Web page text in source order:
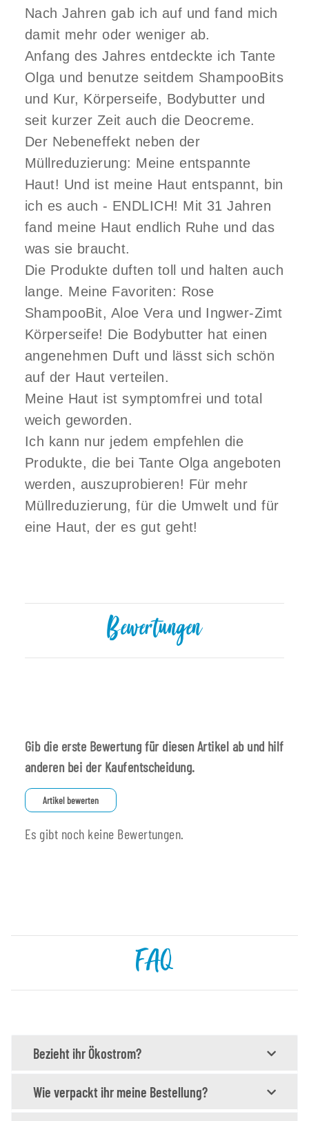
Nach Jahren gab ich auf und fand mich
damit mehr oder weniger ab.
Anfang des Jahres entdeckte ich Tante
Olga und benutze seitdem ShampooBits
und Kur, Körperseife, Bodybutter und
seit kurzer Zeit auch die Deocreme.
Der Nebeneffekt neben der
Müllreduzierung: Meine entspannte
Haut! Und ist meine Haut entspannt, bin
ich es auch - ENDLICH! Mit 31 Jahren
fand meine Haut endlich Ruhe und das
was sie braucht.
Die Produkte duften toll und halten auch
lange. Meine Favoriten: Rose
ShampooBit, Aloe Vera und Ingwer-Zimt
Körperseife! Die Bodybutter hat einen
angenehmen Duft und lässt sich schön
auf der Haut verteilen.
Meine Haut ist symptomfrei und total
weich geworden.
Ich kann nur jedem empfehlen die
Produkte, die bei Tante Olga angeboten
werden, auszuprobieren! Für mehr
Müllreduzierung, für die Umwelt und für
eine Haut, der es gut geht!
Bewertungen
Gib die erste Bewertung für diesen Artikel ab und hilf
anderen bei der Kaufentscheidung.
Artikel bewerten
Es gibt noch keine Bewertungen.
FAQ
Bezieht ihr Ökostrom?
Wie verpackt ihr meine Bestellung?